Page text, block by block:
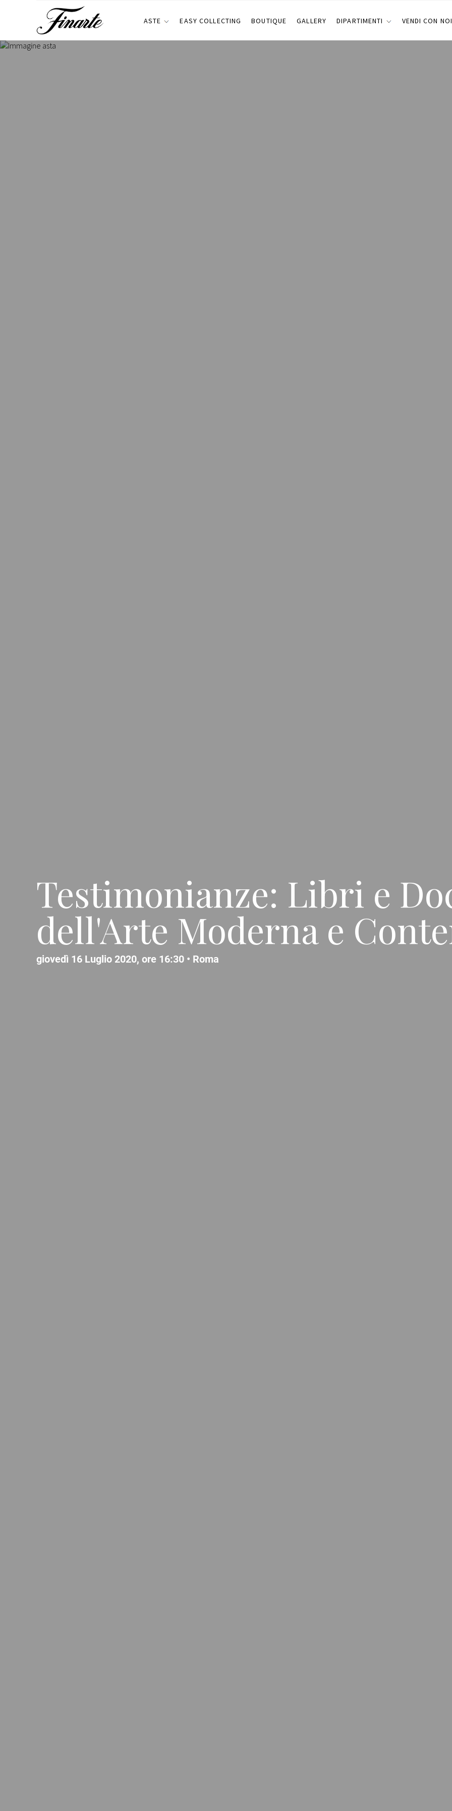
ASTE EASY COLLECTING BOUTIQUE GALLERY DIPARTIMENTI VENDI CON NOI
Testimonianze: Libri e
dell'Arte Moderna e
giovedì 16 Luglio 2020, ore 16:30 • Roma